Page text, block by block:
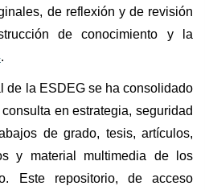
de reflexión y de revisión
de conocimiento y la
.
de la ESDEG se ha consolidado
en estrategia, seguridad
de grado, tesis, artículos,
y material multimedia de los
Este repositorio, de acceso